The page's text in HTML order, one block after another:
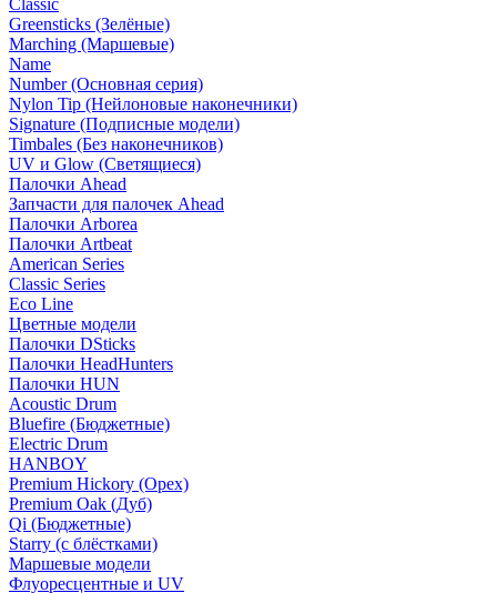
Classic
Greensticks (Зелёные)
Marching (Маршевые)
Name
Number (Основная серия)
Nylon Tip (Нейлоновые наконечники)
Signature (Подписные модели)
Timbales (Без наконечников)
UV и Glow (Светящиеся)
Палочки Ahead
Запчасти для палочек Ahead
Палочки Arborea
Палочки Artbeat
American Series
Classic Series
Eco Line
Цветные модели
Палочки DSticks
Палочки HeadHunters
Палочки HUN
Acoustic Drum
Bluefire (Бюджетные)
Electric Drum
HANBOY
Premium Hickory (Орех)
Premium Oak (Дуб)
Qi (Бюджетные)
Starry (с блёстками)
Маршевые модели
Флуоресцентные и UV